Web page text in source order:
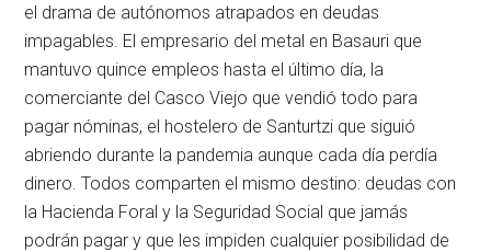
el drama de autónomos atrapados en deudas
impagables. El empresario del metal en Basauri que
mantuvo quince empleos hasta el último día, la
comerciante del Casco Viejo que vendió todo para
pagar nóminas, el hostelero de Santurtzi que siguió
abriendo durante la pandemia aunque cada día perdía
dinero. Todos comparten el mismo destino: deudas con
la Hacienda Foral y la Seguridad Social que jamás
podrán pagar y que les impiden cualquier posibilidad de